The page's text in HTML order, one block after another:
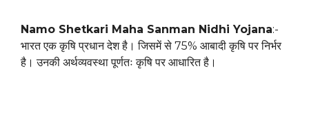
Namo Shetkari Maha Sanman Nidhi Yojana:-
भारत एक कृषि प्रधान देश है। जिसमें से 75% आबादी कृषि पर निर्भर
है। उनकी अर्थव्यवस्था पूर्णतः कृषि पर आधारित है।